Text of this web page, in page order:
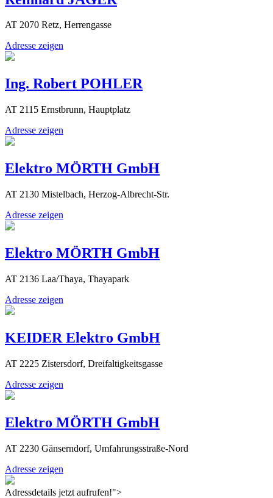
AT 2070 Retz, Herrengasse
Adresse zeigen
Ing. Robert POHLER
AT 2115 Ernstbrunn, Hauptplatz
Adresse zeigen
Elektro MÖRTH GmbH
AT 2130 Mistelbach, Herzog-Albrecht-Str.
Adresse zeigen
Elektro MÖRTH GmbH
AT 2136 Laa/Thaya, Thayapark
Adresse zeigen
KEIDER Elektro GmbH
AT 2225 Zistersdorf, Dreifaltigkeitsgasse
Adresse zeigen
Elektro MÖRTH GmbH
AT 2230 Gänserndorf, Umfahrungsstraße-Nord
Adresse zeigen
Adressdetails jetzt aufrufen!">